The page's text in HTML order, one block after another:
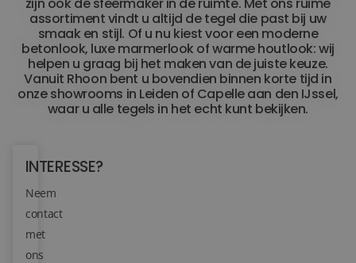
Stijlstudio's
Projecten
Inspiratie
Over ons
Tegelviewer
assortiment vindt u altijd de tegel die past bij uw
smaak en stijl. Of u nu kiest voor een moderne
betonlook, luxe marmerlook of warme houtlook: wij
helpen u graag bij het maken van de juiste keuze.
Vanuit Rhoon bent u bovendien binnen korte tijd in
onze showrooms in Leiden of Capelle aan den IJssel,
waar u alle tegels in het echt kunt bekijken.
INTERESSE?
Neem
contact
met
ons